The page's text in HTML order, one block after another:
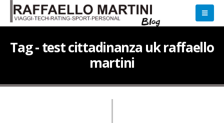
Tag - test cittadinanza uk raffaello
martini